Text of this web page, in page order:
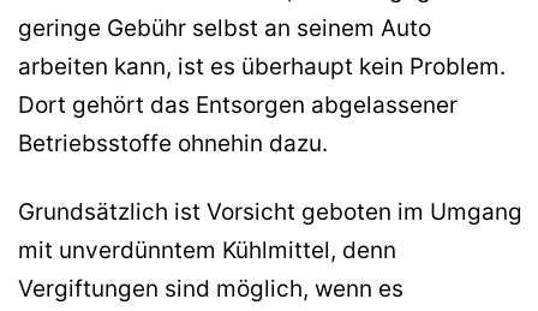
geringe Gebühr selbst an seinem Auto
arbeiten kann, ist es überhaupt kein Problem.
Dort gehört das Entsorgen abgelassener
Betriebsstoffe ohnehin dazu.
Grundsätzlich ist Vorsicht geboten im Umgang
mit unverdünntem Kühlmittel, denn
Vergiftungen sind möglich, wenn es